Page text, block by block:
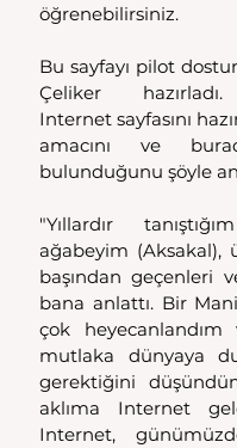
öğrenebilirsiniz.
Bu sayfayı pilot
Çeliker
Internet sayfasını
amacını ve
bulunduğunu şöyle
"Yıllardır
ağabeyim (Aksakal),
başından geçenleri
bana anlattı. Bir
çok
mutlaka dünyaya
gerektiğini
aklıma Internet
Internet,